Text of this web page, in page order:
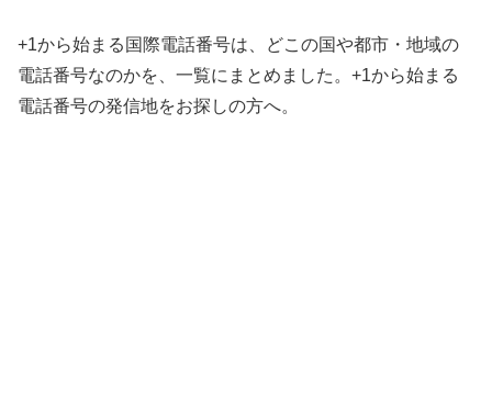
+1から始まる国際電話番号は、どこの国や都市・地域の
電話番号なのかを、一覧にまとめました。+1から始まる
電話番号の発信地をお探しの方へ。